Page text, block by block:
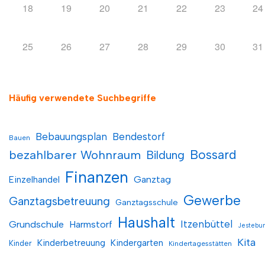
18 19 20 21 22 23 24
25 26 27 28 29 30 31
Häufig verwendete Suchbegriffe
Bauen Bebauungsplan Bendestorf
bezahlbarer Wohnraum Bildung Bossard
Einzelhandel Finanzen Ganztag
Ganztagsbetreuung Ganztagsschule Gewerbe
Grundschule Harmstorf Haushalt Itzenbüttel
Kinder Kinderbetreuung Kindergarten Kindertagesstätten Kita